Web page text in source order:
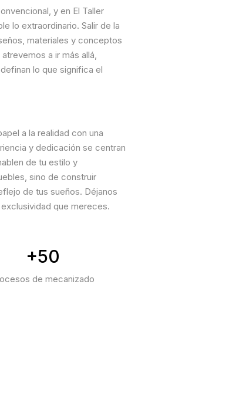
y en El Taller
lo extraordinario. Salir de la
materiales y conceptos
a ir más allá,
lo que significa el
a la realidad con una
y dedicación se centran
de tu estilo y
sino de construir
de tus sueños. Déjanos
que mereces.
+50
de mecanizado